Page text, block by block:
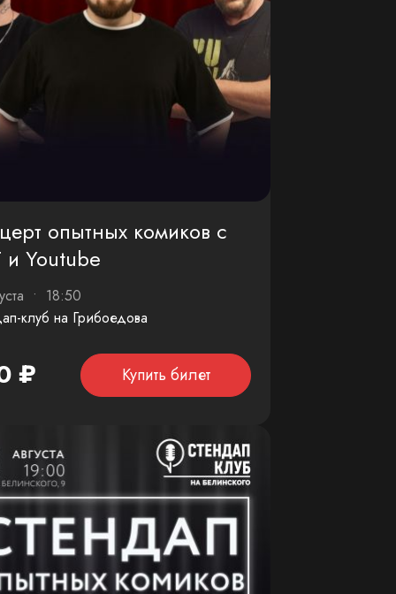
опытных комиков с
Youtube
• 18:50
клуб на Грибоедова
₽ Купить билет